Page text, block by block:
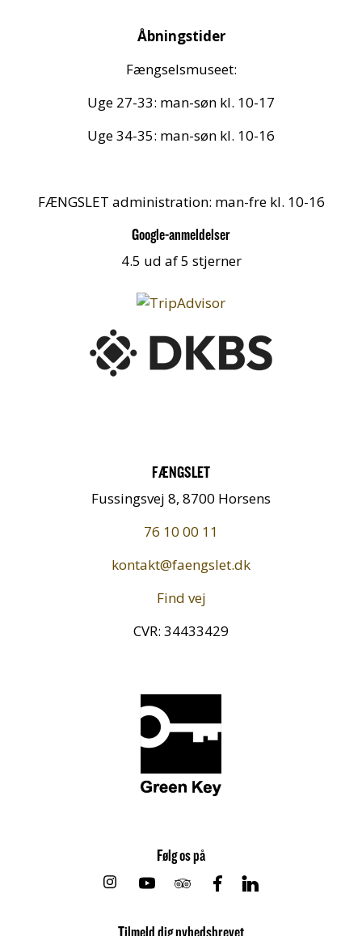
Åbningstider
Fængselsmuseet:
Uge 27-33: man-søn kl. 10-17
Uge 34-35: man-søn kl. 10-16
FÆNGSLET administration: man-fre kl. 10-16
Google-anmeldelser
4.5 ud af 5 stjerner
FÆNGSLET
Fussingsvej 8, 8700 Horsens
76 10 00 11
kontakt@faengslet.dk
Find vej
CVR: 34433429
Følg os på
Instagram
YoutubeTripadvisor
FacebookLinkedin
Tilmeld dig nyhedsbrevet